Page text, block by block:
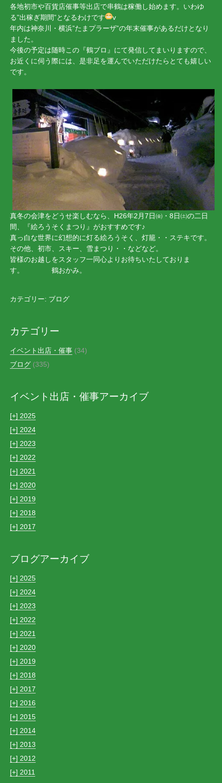
各地初市や百貨店催事等出店で串鶴は稼働し始めます。いわゆ
る”出稼ぎ期間”となるわけです
v
年内は神奈川・横浜”たまプラーザ”の年末催事があるだけとなり
ました。
今後の予定は随時この『鶴ブロ』にて発信してまいりますので、
お近くに伺う際には、是非足を運んでいただけたらとても嬉しい
です。
真冬の会津をどうせ楽しむなら、H26年2月7日㈮・8日㈯の二日
間、『絵ろうそくまつり』がおすすめです♪
真っ白な世界に幻想的に灯る絵ろうそく、灯籠・・ステキです。
その他、初市、スキー、雪まつり・・などなど。
皆様のお越しをスタッフ一同心よりお待ちいたしておりま
す。 鶴おかみ。
カテゴリー: ブログ
カテゴリー
イベント出店・催事 (34)
ブログ (335)
イベント出店・催事アーカイブ
[+] 2025
[+] 2024
[+] 2023
[+] 2022
[+] 2021
[+] 2020
[+] 2019
[+] 2018
[+] 2017
ブログアーカイブ
[+] 2025
[+] 2024
[+] 2023
[+] 2022
[+] 2021
[+] 2020
[+] 2019
[+] 2018
[+] 2017
[+] 2016
[+] 2015
[+] 2014
[+] 2013
[+] 2012
[+] 2011